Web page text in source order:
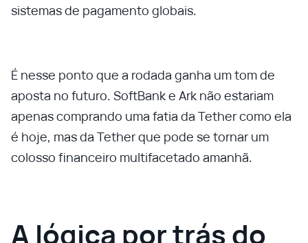
sistemas de pagamento globais.
É nesse ponto que a rodada ganha um tom de
aposta no futuro. SoftBank e Ark não estariam
apenas comprando uma fatia da Tether como ela
é hoje, mas da Tether que pode se tornar um
colosso financeiro multifacetado amanhã.
A lógica por trás do